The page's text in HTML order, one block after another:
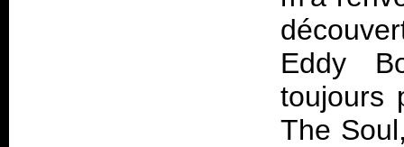
Eddy
toujours
The Soul